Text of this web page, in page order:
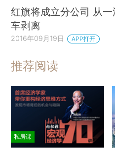
红旗将成立分公司 从一
车剥离
2016年09月19日 APP打开
推荐阅读
私房课